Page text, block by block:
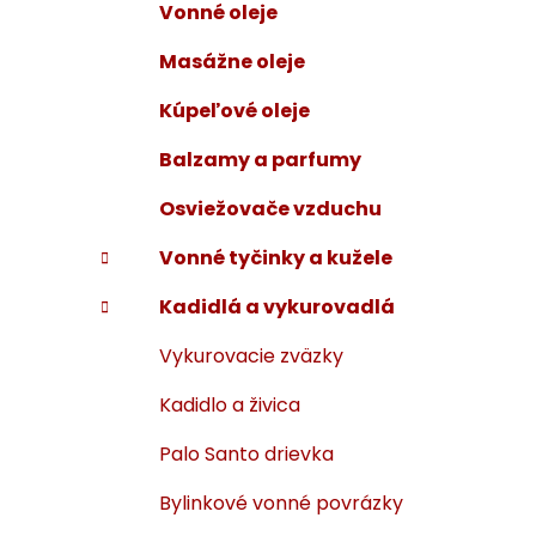
Vonné oleje
Masážne oleje
Kúpeľové oleje
Balzamy a parfumy
Osviežovače vzduchu
Vonné tyčinky a kužele
Kadidlá a vykurovadlá
Vykurovacie zväzky
Kadidlo a živica
Palo Santo drievka
Bylinkové vonné povrázky